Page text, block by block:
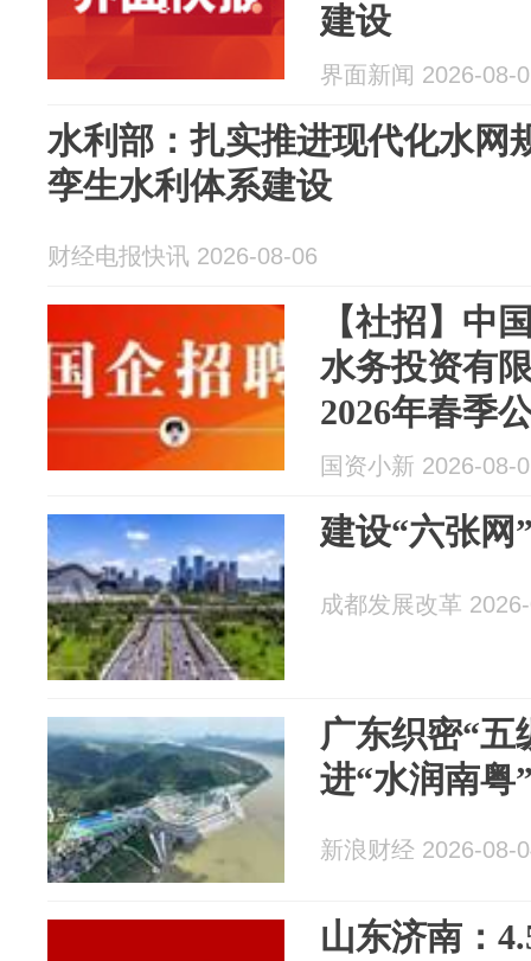
建设
界面新闻 2026-08-
水利部：扎实推进现代化水网
孪生水利体系建设
财经电报快讯 2026-08-06
【社招】中
水务投资有
2026年春季
国资小新 2026-08-
建设“六张网
成都发展改革
广东织密“五
进“水润南粤
新浪财经 2026-08-
山东济南：